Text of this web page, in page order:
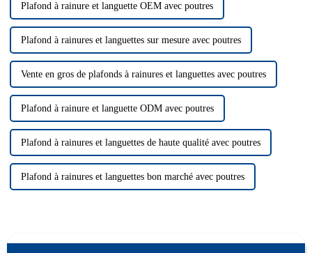
Plafond à rainure et languette OEM avec poutres
Plafond à rainures et languettes sur mesure avec poutres
Vente en gros de plafonds à rainures et languettes avec poutres
Plafond à rainure et languette ODM avec poutres
Plafond à rainures et languettes de haute qualité avec poutres
Plafond à rainures et languettes bon marché avec poutres